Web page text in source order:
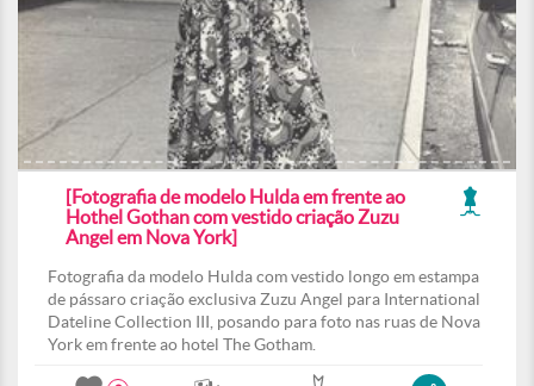
[Fotografia de modelo Hulda em frente ao
Hothel Gothan com vestido criação Zuzu
Angel em Nova York]
Fotografia da modelo Hulda com vestido longo em estampa
de pássaro criação exclusiva Zuzu Angel para International
Dateline Collection III, posando para foto nas ruas de Nova
York em frente ao hotel The Gotham.